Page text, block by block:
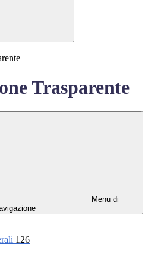
Trasparente
Menu di
126